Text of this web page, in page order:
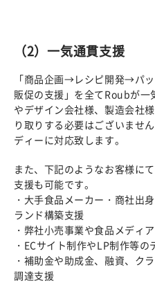
（2）一気通貫支援
「商品企画→レシピ開発→パ
販促の支援」を全てRoubが
やデザイン会社様、製造会社
り取りする必要はございませ
ディーに対応致します。
また、下記のようなお客様に
支援も可能です。
・大手食品メーカー・商社出
ランド構築支援
・弊社小売事業や食品メディ
・ECサイト制作やLP制作等
・補助金や助成金、融資、ク
調達支援